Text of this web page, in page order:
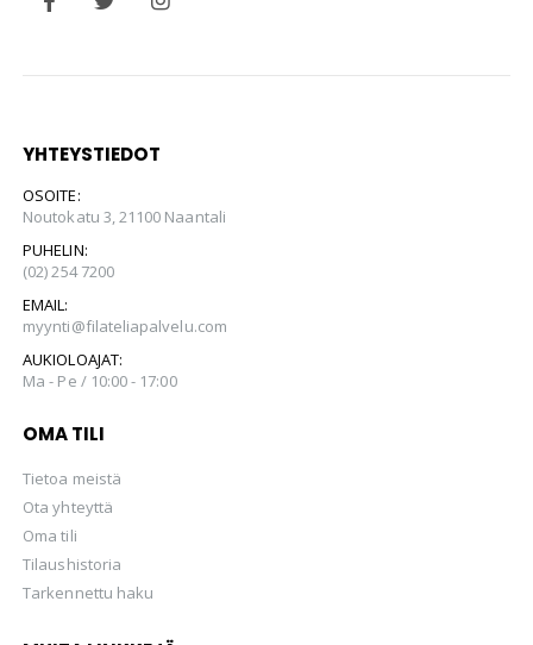
YHTEYSTIEDOT
OSOITE:
Noutokatu 3, 21100 Naantali
PUHELIN:
(02) 254 7200
EMAIL:
myynti@filateliapalvelu.com
AUKIOLOAJAT:
Ma - Pe / 10:00 - 17:00
OMA TILI
Tietoa meistä
Ota yhteyttä
Oma tili
Tilaushistoria
Tarkennettu haku